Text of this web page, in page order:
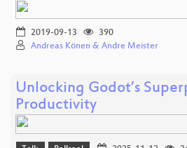
2019-09-13
390
Andreas Könen & Andre Meister
Unlocking Godot’s
Productivity